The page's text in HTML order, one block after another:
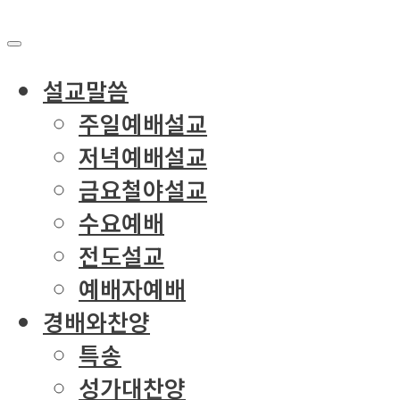
설교말씀
주일예배설교
저녁예배설교
금요철야설교
수요예배
전도설교
예배자예배
경배와찬양
특송
성가대찬양